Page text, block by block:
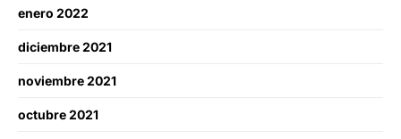
enero 2022
diciembre 2021
noviembre 2021
octubre 2021